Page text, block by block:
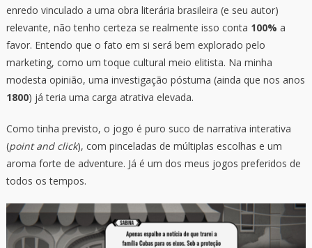
enredo vinculado a uma obra literária brasileira (e seu autor)
relevante, não tenho certeza se realmente isso conta 100% a
favor. Entendo que o fato em si será bem explorado pelo
marketing, como um toque cultural meio elitista. Na minha
modesta opinião, uma investigação póstuma (ainda que nos anos
1800) já teria uma carga atrativa elevada.
Como tinha previsto, o jogo é puro suco de narrativa interativa
(point and click), com pinceladas de múltiplas escolhas e um
aroma forte de adventure. Já é um dos meus jogos preferidos de
todos os tempos.